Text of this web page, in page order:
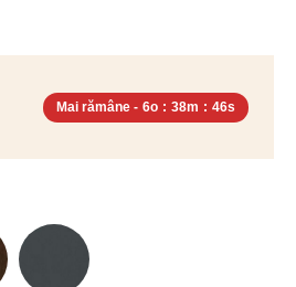
Mai rămâne - 6o : 38m : 44s